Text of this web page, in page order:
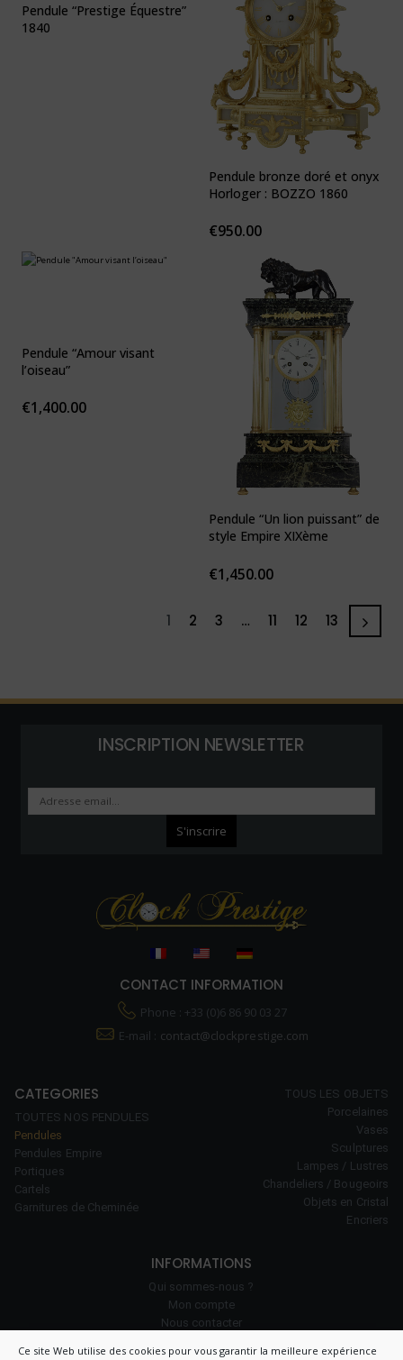
Ce site Web utilise des cookies pour vous garantir la meilleure expérience
Pendule “Prestige Équestre”
1840
Pendule bronze doré et onyx
Horloger : BOZZO 1860
€950.00
Pendule “Amour visant
l’oiseau”
€1,400.00
Pendule “Un lion puissant” de
style Empire XIXème
€1,450.00
1 2 3 … 11 12 13
INSCRIPTION NEWSLETTER
CONTACT INFORMATION
Phone : +33 (0)6 86 90 03 27
E-mail : contact@clockprestige.com
CATEGORIES
TOUTES NOS PENDULES
Pendules
Pendules Empire
Portiques
Cartels
Garnitures de Cheminée
TOUS LES OBJETS
Porcelaines
Vases
Sculptures
Lampes / Lustres
Chandeliers / Bougeoirs
Objets en Cristal
Encriers
INFORMATIONS
Qui sommes-nous ?
Mon compte
Nous contacter